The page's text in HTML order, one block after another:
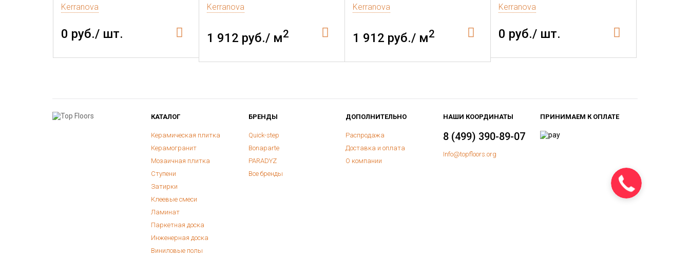
Kerranova
0 руб./ шт.
Kerranova
1 912 руб./ м2
Kerranova
1 912 руб./ м2
Kerranova
0 руб./ шт.
КАТАЛОГ
Керамическая плитка
Керамогранит
Мозаичная плитка
Ступени
Затирки
Клеевые смеси
Ламинат
Паркетная доска
Инженерная доска
Виниловые полы
БРЕНДЫ
Quick-step
Bonaparte
PARADYZ
Все бренды
ДОПОЛНИТЕЛЬНО
Распродажа
Доставка и оплата
О компании
НАШИ КООРДИНАТЫ
8 (499) 390-89-07
Info@topfloors.org
ПРИНИМАЕМ К ОПЛАТЕ